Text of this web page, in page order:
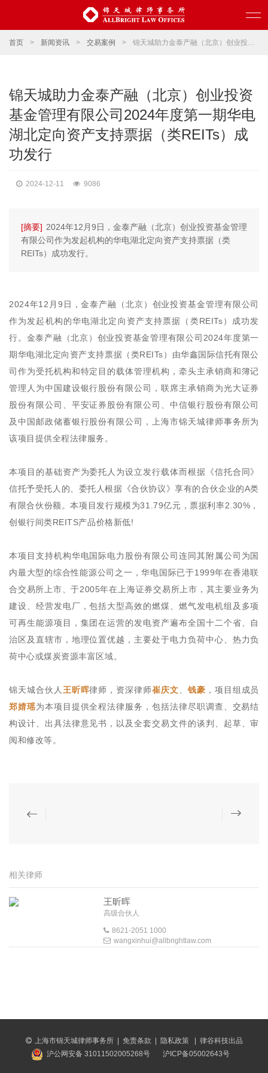
首页 > 新闻资讯 > 交易案例 > 锦天城助力金泰产融（北京）创业投资基金管理有限公司2024年度第一期华电湖北定向资产支持票据（类REITs）成功发行
锦天城助力金泰产融（北京）创业投资
基金管理有限公司2024年度第一期华电
湖北定向资产支持票据（类REITs）成
功发行
2024-12-11 9086
[摘要] 2024年12月9日，金泰产融（北京）创业投资基金管理
有限公司作为发起机构的华电湖北定向资产支持票据（类
REITs）成功发行。
2024年12月9日，金泰产融（北京）创业投资基金管理有限公司
作为发起机构的华电湖北定向资产支持票据（类REITs）成功发
行。金泰产融（北京）创业投资基金管理有限公司2024年度第一
期华电湖北定向资产支持票据（类REITs）由华鑫国际信托有限公
司作为受托机构和特定目的载体管理机构，牵头主承销商和簿记
管理人为中国建设银行股份有限公司，联席主承销商为光大证券
股份有限公司、平安证券股份有限公司、中信银行股份有限公司
及中国邮政储蓄银行股份有限公司，上海市锦天城律师事务所为
该项目提供全程法律服务。
本项目的基础资产为委托人为设立发行载体而根据《信托合同》
信托予受托人的、委托人根据《合伙协议》享有的合伙企业的A类
有限合伙份额。本项目发行规模为31.79亿元，票据利率2.30%，
创银行间类REITS产品价格新低!
本项目支持机构华电国际电力股份有限公司连同其附属公司为国
内最大型的综合性能源公司之一，华电国际已于1999年在香港联
合交易所上市、于2005年在上海证券交易所上市，其主要业务为
建设、经营发电厂，包括大型高效的燃煤、燃气发电机组及多项
可再生能源项目，集团在运营的发电资产遍布全国十二个省、自
治区及直辖市，地理位置优越，主要处于电力负荷中心、热力负
荷中心或煤炭资源丰富区域。
锦天城合伙人 王昕晖律师，资深律师崔庆文 钱豪 ，项目组成员
郑婧瑶为本项目提供全程法律服务，包括法律尽职调查、交易结
构设计、出具法律意见书，以及全套交易文件的谈判、起草、审
阅和修改等。
相关律师
王昕晖
高级合伙人
8621-2051 1000
wangxinhui@allbrightlaw.com
上海市锦天城律师事务所 免责条款 隐私政策
律谷科技出品
沪公网安备 31011502005268号
沪ICP备05002643号